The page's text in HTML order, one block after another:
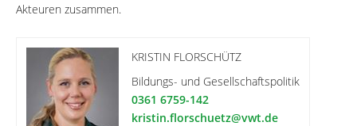
Akteuren zusammen.
KRISTIN FLORSCHÜTZ
Bildungs- und Gesellschaftspolitik
0361 6759-142
kristin.florschuetz@vwt.de